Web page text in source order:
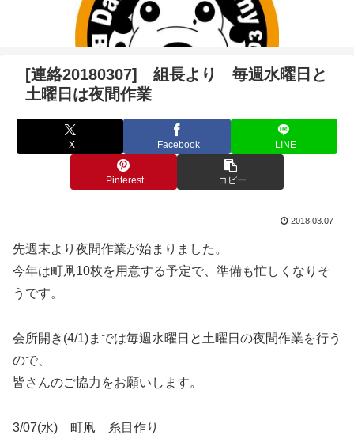
[連絡20180307] 組長より 毎週水曜日と
土曜日は夜間作業
X Facebook LINE
Pinterest コピー
2018.03.07
先週末より夜間作業が始まりました。
今年は町凧10枚を用意する予定で、準備も忙しくなりそ
うです。
会所開き(4/1)までは毎週水曜日と土曜日の夜間作業を行う
ので、
皆さんのご協力をお願いします。
3/07(水) 町凧 糸目作り